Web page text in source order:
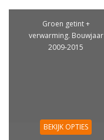
Groen getint +
verwarming. Bouwjaar
2009-2015
BEKIJK OPTIES